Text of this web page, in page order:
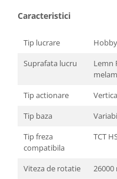
Ventilatoare & Sisteme
Aparate de aer conditionat
Zootehnie
Foarfeci tuns oi
Caracteristici
Tip lucrare
Suprafata lucru
Lemn
Tip actionare
Tip baza
Tip freza
compatibila
TCT
Viteza de rotatie